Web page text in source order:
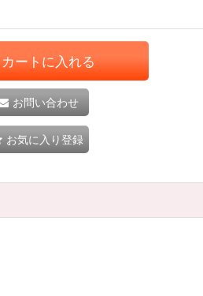
カートに入れる
お問い合わせ
お気に入り登録